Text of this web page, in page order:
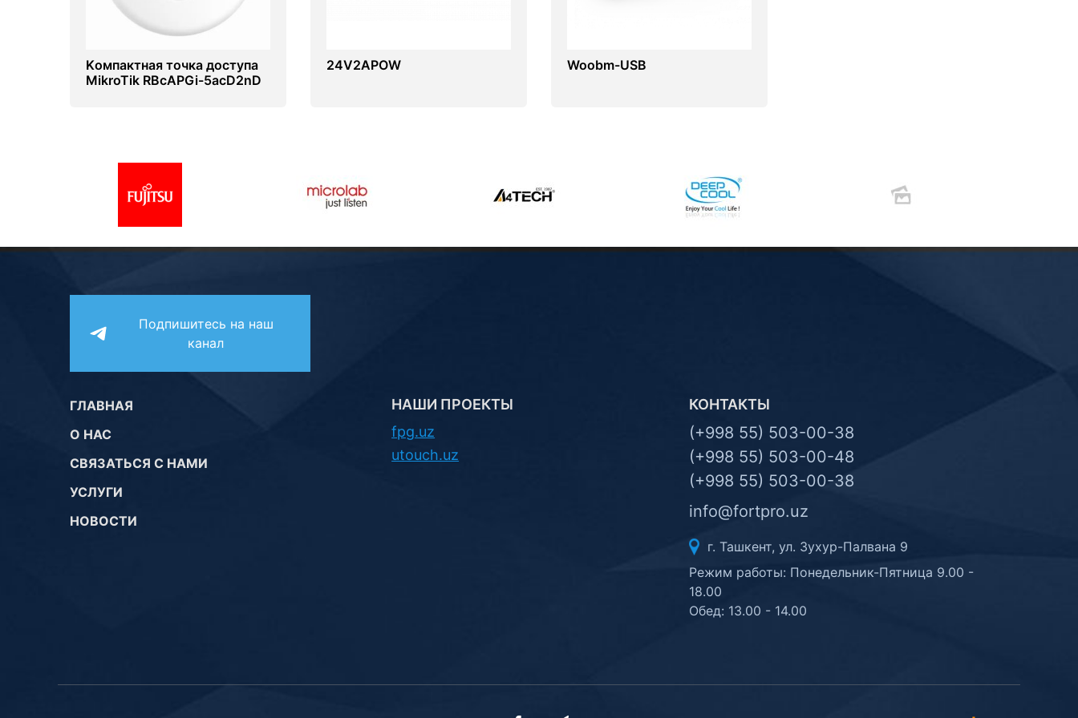
Kомпактная точка доступа
MikroTik RBcAPGi-5acD2nD
24V2APOW Woobm-USB
Подпишитесь на наш
канал
ГЛАВНАЯ
О НАС
СВЯЗАТЬСЯ С НАМИ
УСЛУГИ
НОВОСТИ
НАШИ ПРОЕКТЫ
fpg.uz
utouch.uz
КОНТАКТЫ
(+998 55) 503-00-38
(+998 55) 503-00-48
(+998 55) 503-00-38
info@fortpro.uz
г. Ташкент, ул. Зухур-Палвана 9
Режим работы: Понедельник-Пятница 9.00 -
18.00
Обед: 13.00 - 14.00